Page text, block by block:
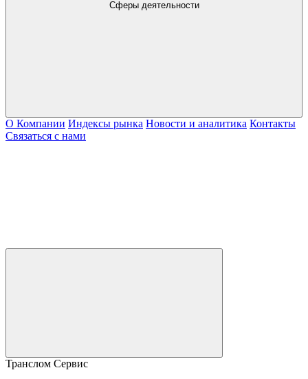
Сферы деятельности
О Компании Индексы рынка Новости и аналитика Контакты
Связаться с нами
Транслом Сервис